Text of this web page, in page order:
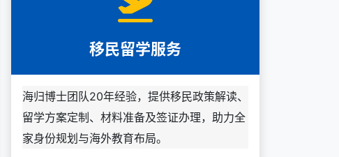
移民留学服务
海归博士团队20年经验，提供移民政策解读、
留学方案定制、材料准备及签证办理，助力全
家身份规划与海外教育布局。